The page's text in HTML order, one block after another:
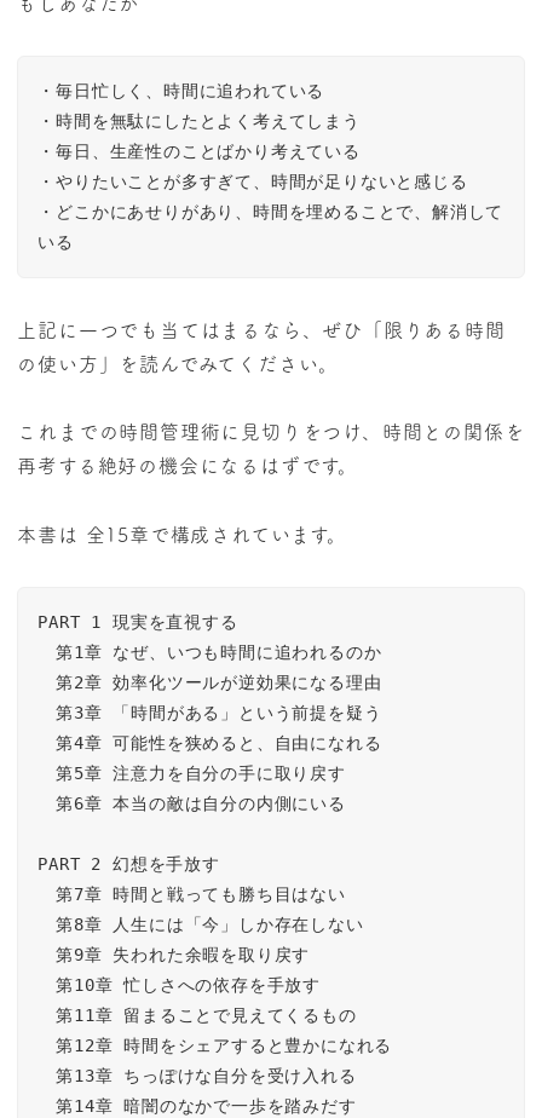
・毎日忙しく、時間に追われている
・時間を無駄にしたとよく考えてしまう
・毎日、生産性のことばかり考えている
・やりたいことが多すぎて、時間が足りないと感じる
・どこかにあせりがあり、時間を埋めることで、解消して
いる
上記に一つでも当てはまるなら、ぜひ「限りある時間
の使い方」を読んでみてください。
これまでの時間管理術に見切りをつけ、時間との関係を
再考する絶好の機会になるはずです。
本書は 全15章で構成されています。
PART 1 現実を直視する
第1章 なぜ、いつも時間に追われるのか
第2章 効率化ツールが逆効果になる理由
第3章 「時間がある」という前提を疑う
第4章 可能性を狭めると、自由になれる
第5章 注意力を自分の手に取り戻す
第6章 本当の敵は自分の内側にいる
PART 2 幻想を手放す
第7章 時間と戦っても勝ち目はない
第8章 人生には「今」しか存在しない
第9章 失われた余暇を取り戻す
第10章 忙しさへの依存を手放す
第11章 留まることで見えてくるもの
第12章 時間をシェアすると豊かになれる
第13章 ちっぽけな自分を受け入れる
第14章 暗闇のなかで一歩を踏みだす